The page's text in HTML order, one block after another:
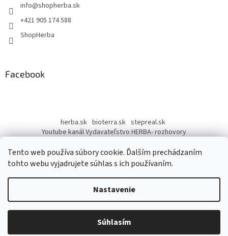
Tento web používa súbory cookie. Ďalším prechádzaním
tohto webu vyjadrujete súhlas s ich používaním.
Nastavenie
Súhlasím
info@shopherba.sk
+421 905 174 588
ShopHerba
Facebook
herba.sk bioterra.sk stepreal.sk
Youtube kanál Vydavateľstvo HERBA- rozhovory
Vytvoril Shoptet
ShopHerba. Všetky práva vyhradené.